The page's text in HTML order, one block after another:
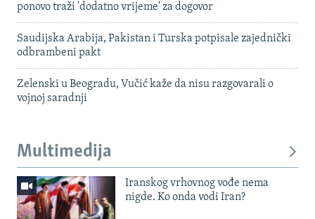
ponovo traži 'dodatno vrijeme' za dogovor
Saudijska Arabija, Pakistan i Turska potpisale zajednički
odbrambeni pakt
Zelenski u Beogradu, Vučić kaže da nisu razgovarali o
vojnoj saradnji
Multimedija
Iranskog vrhovnog vođe nema
nigde. Ko onda vodi Iran?